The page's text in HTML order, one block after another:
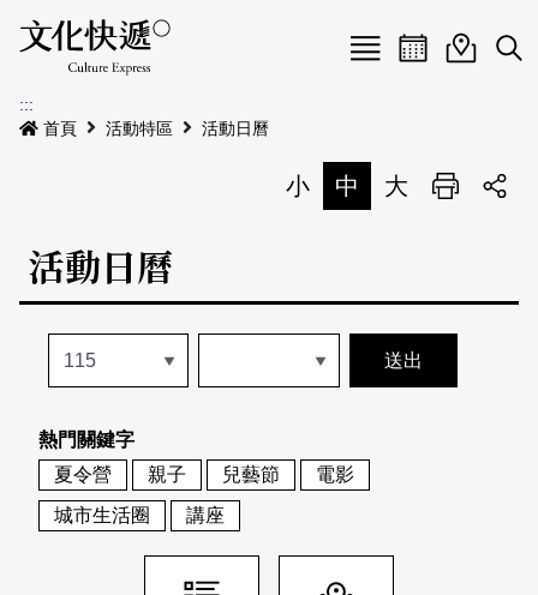
Menu
最新公告
本期專題
歷史專題
活動特區
活動列表
地圖搜尋
關於我們
關於我們
刊物索取地點
會員基本資料
刊登活動
網站導覽 English
日本語 登入/註冊
活動日曆活動地圖
展
:::
首頁
活動特區 活動日曆
小 中 大 列印
活動日曆
熱門關鍵字
夏令營
親子 兒藝節
電影
城市生活圈
講座